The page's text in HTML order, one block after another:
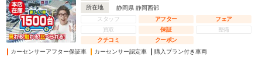
所在地
静岡県 静岡西部
スタッフ
アフター
フェア
買取
保証
整備
クチコミ
クーポン
カーセンサーアフター保証車
カーセンサー認定車 購入プラン付き車両